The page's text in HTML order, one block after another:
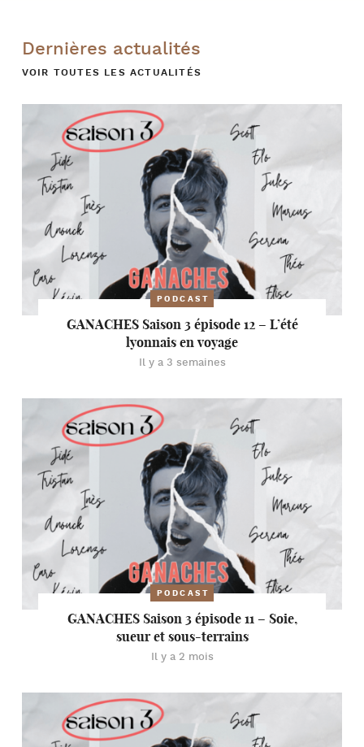
Dernières actualités
VOIR TOUTES LES ACTUALITÉS
PODCAST
GANACHES Saison 3 épisode 12 – L’été
lyonnais en voyage
Il y a 3 semaines
PODCAST
GANACHES Saison 3 épisode 11 – Soie,
sueur et sous-terrains
Il y a 2 mois